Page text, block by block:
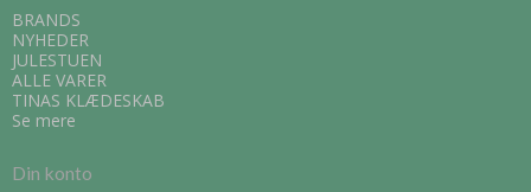
BRANDS
NYHEDER
JULESTUEN
ALLE VARER
TINAS KLÆDESKAB
Se mere
Din konto